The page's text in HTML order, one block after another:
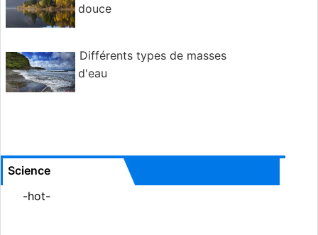
douce
Différents types de masses
d'eau
Science
-hot-